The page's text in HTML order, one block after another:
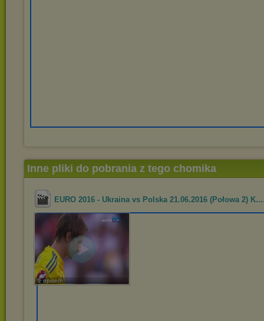
Inne pliki do pobrania z tego chomika
EURO 2016 - Ukraina vs Polska 21.06.2016 (Połowa 2) K...
z opisem